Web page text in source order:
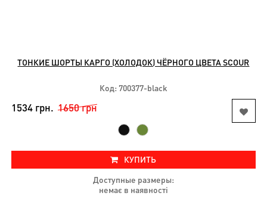
ТОНКИЕ ШОРТЫ КАРГО (ХОЛОДОК) ЧЁРНОГО ЦВЕТА SCOUR
Код: 700377-black
1534 грн. 1650 грн
КУПИТЬ
Доступные размеры:
немає в наявності